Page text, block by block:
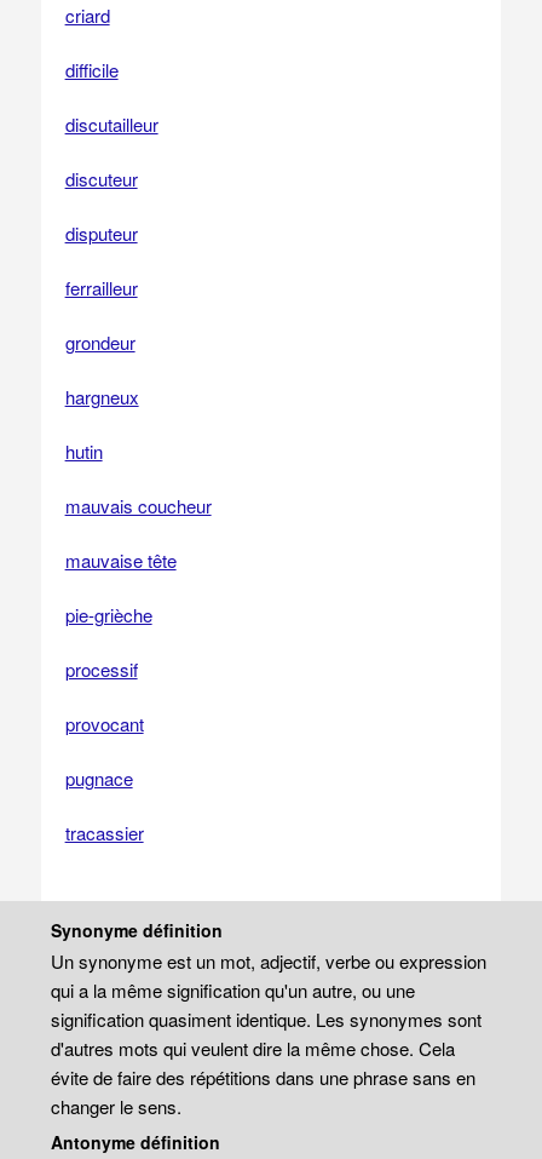
criard
difficile
discutailleur
discuteur
disputeur
ferrailleur
grondeur
hargneux
hutin
mauvais coucheur
mauvaise tête
pie-grièche
processif
provocant
pugnace
tracassier
Synonyme définition
Un synonyme est un mot, adjectif, verbe ou expression
qui a la même signification qu'un autre, ou une
signification quasiment identique. Les synonymes sont
d'autres mots qui veulent dire la même chose. Cela
évite de faire des répétitions dans une phrase sans en
changer le sens.
Antonyme définition